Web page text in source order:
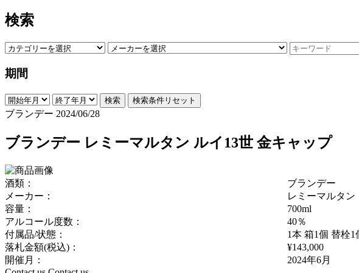
検索
期間
検索 検索条件リセット
ブランデー 2024/06/28
ブランデー レミーマルタン ルイ13世 金キャップ
酒類：
ブランデー
メーカー：
レミーマルタン
容量：
700ml
アルコール度数：
40％
付属品/状態：
1本 箱1個 替栓
落札金額(税込)：
¥143,000
開催月：
2024年6月